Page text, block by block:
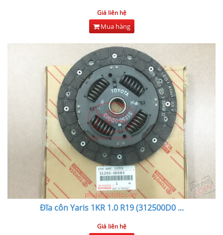
Giá liên hệ
Mua hàng
Đĩa côn Yaris 1KR 1.0 R19 (312500D0...
Giá liên hệ